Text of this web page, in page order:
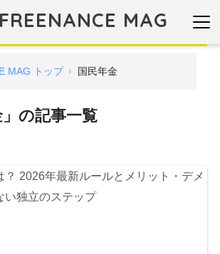
MAG
MAG トップ 国民年金
」の記事一覧